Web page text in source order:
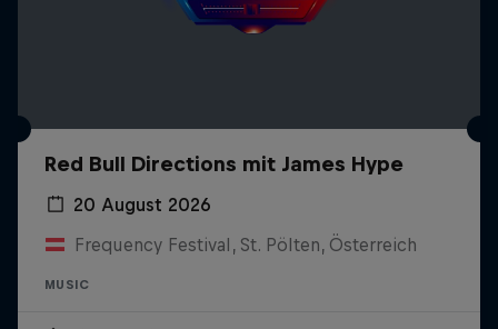
Red Bull Directions mit James Hype
20 August 2026
Frequency Festival, St. Pölten, Österreich
MUSIC